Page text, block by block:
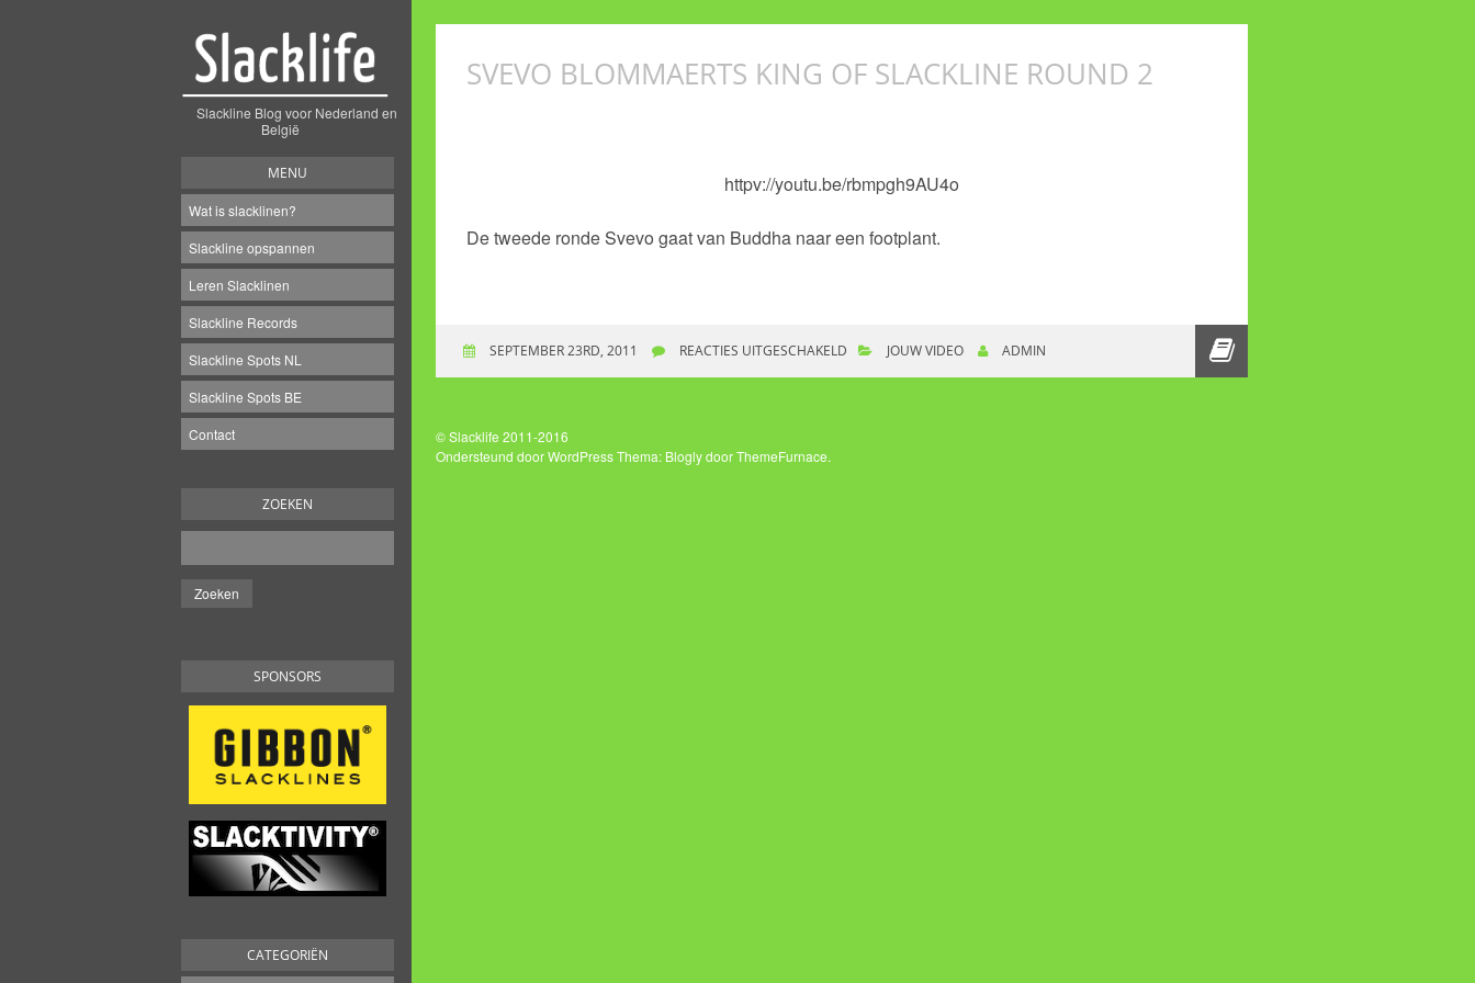
Slackline Blog voor Nederland en
België
MENU
Wat is slacklinen?
Slackline opspannen
Leren Slacklinen
Slackline Records
Slackline Spots NL
Slackline Spots BE
Contact
ZOEKEN
SPONSORS
CATEGORIËN
SVEVO BLOMMAERTS KING OF SLACKLINE ROUND 2
httpv://youtu.be/rbmpgh9AU4o
De tweede ronde Svevo gaat van Buddha naar een footplant.
SEPTEMBER 23RD, 2011 REACTIES UITGESCHAKELD VOOR SVEVO BLOMMAERTS KING OF SLACKLINE ROUND 2
JOUW VIDEO ADMIN
© Slacklife 2011-2016
Ondersteund door WordPressThema: Blogly doorThemeFurnace.